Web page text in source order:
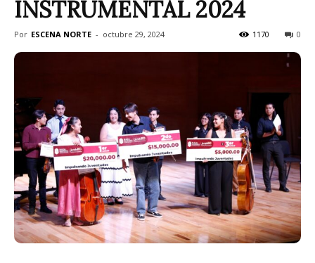
INSTRUMENTAL 2024
Por ESCENA NORTE - octubre 29, 2024 0
1170